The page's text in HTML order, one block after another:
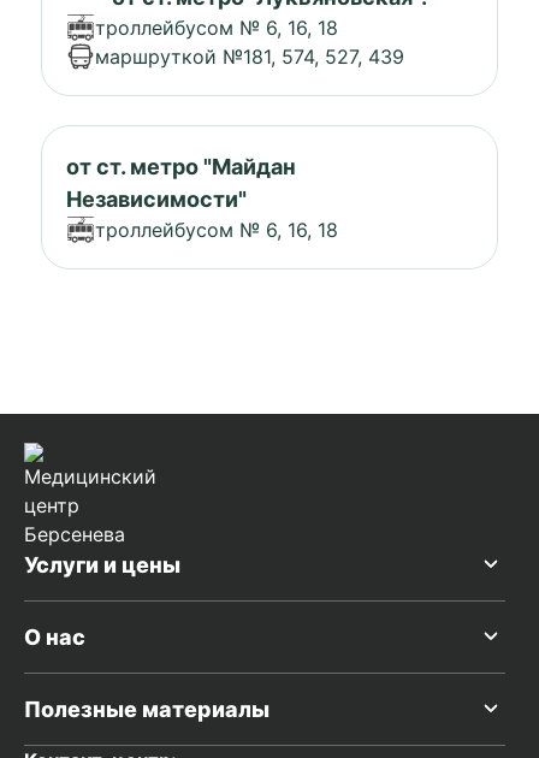
троллейбусом № 6, 16, 18
маршруткой №181, 574, 527, 439
от ст. метро "Майдан
Независимости"
троллейбусом № 6, 16, 18
Услуги и цены
О нас
Полезные материалы